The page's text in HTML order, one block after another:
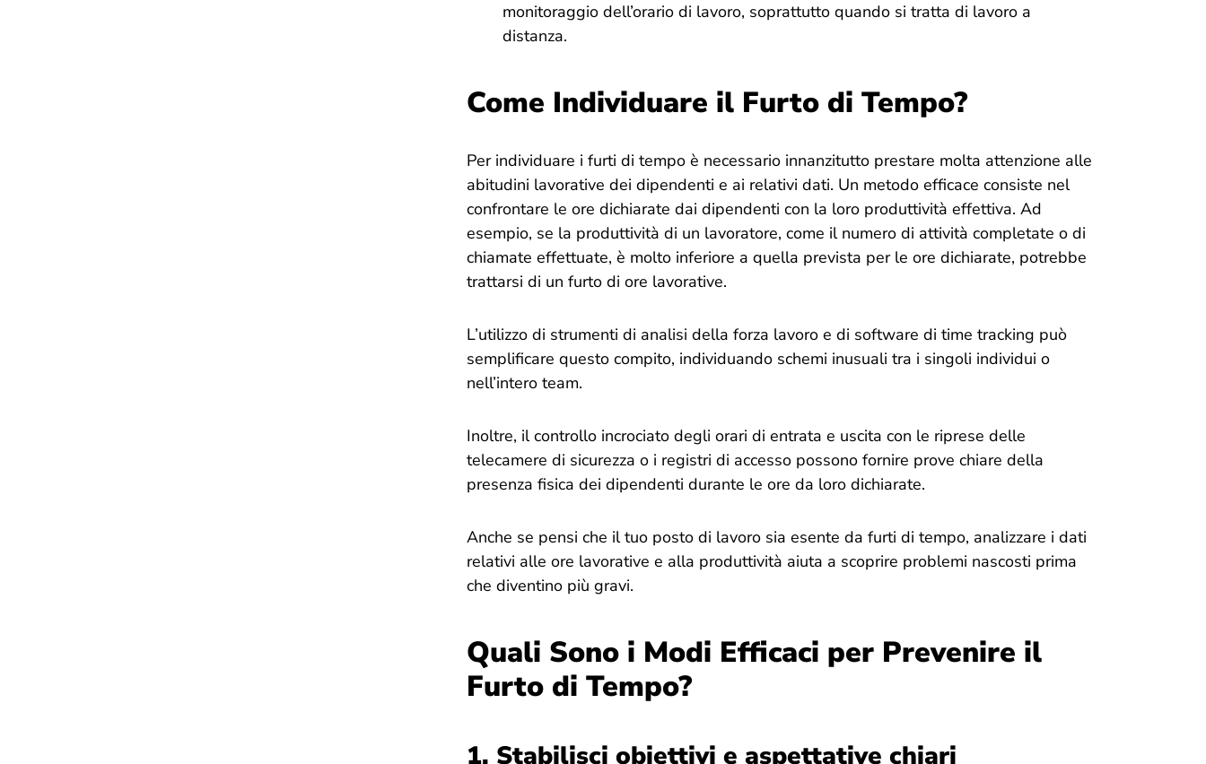
monitoraggio dell’orario di lavoro, soprattutto quando si tratta di lavoro a
distanza.
Come Individuare il Furto di Tempo?
Per individuare i furti di tempo è necessario innanzitutto prestare molta attenzione alle
abitudini lavorative dei dipendenti e ai relativi dati. Un metodo efficace consiste nel
confrontare le ore dichiarate dai dipendenti con la loro produttività effettiva. Ad
esempio, se la produttività di un lavoratore, come il numero di attività completate o di
chiamate effettuate, è molto inferiore a quella prevista per le ore dichiarate, potrebbe
trattarsi di un furto di ore lavorative.
L’utilizzo di strumenti di analisi della forza lavoro e di software di time tracking può
semplificare questo compito, individuando schemi inusuali tra i singoli individui o
nell’intero team.
Inoltre, il controllo incrociato degli orari di entrata e uscita con le riprese delle
telecamere di sicurezza o i registri di accesso possono fornire prove chiare della
presenza fisica dei dipendenti durante le ore da loro dichiarate.
Anche se pensi che il tuo posto di lavoro sia esente da furti di tempo, analizzare i dati
relativi alle ore lavorative e alla produttività aiuta a scoprire problemi nascosti prima
che diventino più gravi.
Quali Sono i Modi Efficaci per Prevenire il
Furto di Tempo?
1. Stabilisci obiettivi e aspettative chiari